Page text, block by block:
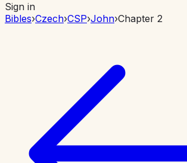
Sign in
Bibles›Czech›CSP›John›Chapter 2